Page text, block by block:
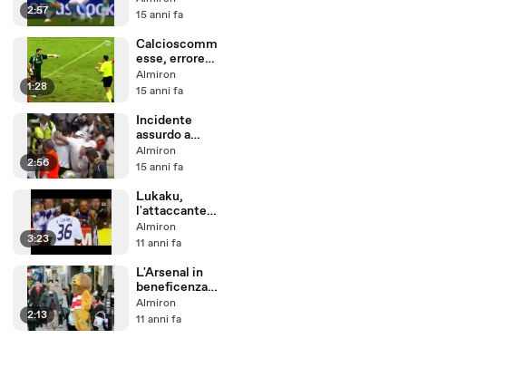
2:57
15 anni fa
1:28
Calcioscomm
esse, errore
marchiano del
portiere
Almiron
15 anni fa
2:56
Incidente
assurdo a
Hildebrand
durante la 500
Indianapolis
Almiron
15 anni fa
3:23
Lukaku,
l'attaccante
che piace a
Mourinho
Almiron
11 anni fa
2:13
L'Arsenal in
beneficenza
per il Great
Ormond
Almiron
11 anni fa